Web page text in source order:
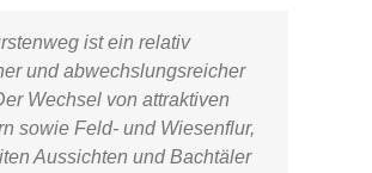
ist ein relativ
und abwechslungsreicher
Wechsel von attraktiven
sowie Feld- und Wiesenflur,
Aussichten und Bachtäler